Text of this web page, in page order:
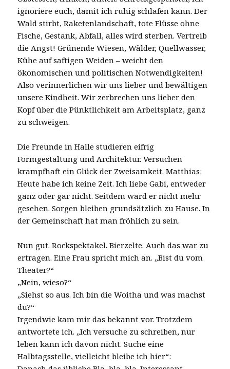
ignoriere euch, damit ich ruhig schlafen kann. Der
Wald stirbt, Raketenlandschaft, tote Flüsse ohne
Fische, Gestank, Abfall, alles wird sterben. Vertreib
die Angst! Grünende Wiesen, Wälder, Quellwasser,
Kühe auf saftigen Weiden – weicht den
ökonomischen und politischen Notwendigkeiten!
Also verinnerlichen wir uns lieber und bewältigen
unsere Kindheit. Wir zerbrechen uns lieber den
Kopf über die Pünktlichkeit am Arbeitsplatz, ganz
zu schweigen.
Die Freunde in Halle studieren eifrig
Formgestaltung und Architektur. Versuchen
krampfhaft ein Glück der Zweisamkeit. Matthias:
Heute habe ich keine Zeit. Ich liebe Gabi, entweder
ganz oder gar nicht. Seitdem ward er nicht mehr
gesehen. Sorgen bleiben grundsätzlich zu Hause. In
der Gemeinschaft hat man fröhlich zu sein.
Nun gut. Rockspektakel. Bierzelte. Auch das war zu
ertragen. Eine Frau spricht mich an. „Bist du vom
Theater?“
„Nein, wieso?“
„Siehst so aus. Ich bin die Woitha und was machst
du?“
Irgendwie kam mir das bekannt vor. Trotzdem
antwortete ich. „Ich versuche zu schreiben, nur
leben kann ich davon nicht. Suche eine
Halbtagsstelle, vielleicht bleibe ich hier“: